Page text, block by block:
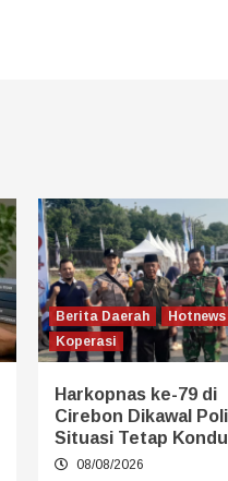
Berita Daerah
Hotnews
Koperasi
Harkopnas ke-79 di
Cirebon Dikawal
Situasi Tetap
08/08/2026